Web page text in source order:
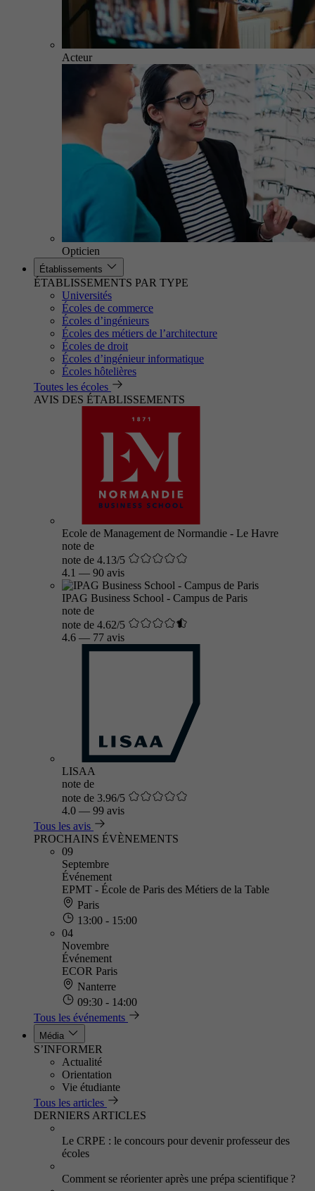
Acteur
Opticien
Établissements
ÉTABLISSEMENTS PAR TYPE
Universités
Écoles de commerce
Écoles d’ingénieurs
Écoles des métiers de l’architecture
Écoles de droit
Écoles d’ingénieur informatique
Écoles hôtelières
Toutes les écoles
AVIS DES ÉTABLISSEMENTS
Ecole de Management de Normandie - Le Havre
note de
note de 4.13/5
4.1 — 90 avis
IPAG Business School - Campus de Paris
note de
note de 4.62/5
4.6 — 77 avis
LISAA
note de
note de 3.96/5
4.0 — 99 avis
Tous les avis
PROCHAINS ÉVÈNEMENTS
09
Septembre
Événement
EPMT - École de Paris des Métiers de la Table
Paris
13:00 - 15:00
04
Novembre
Événement
ECOR Paris
Nanterre
09:30 - 14:00
Tous les événements
Média
S’INFORMER
Actualité
Orientation
Vie étudiante
Tous les articles
DERNIERS ARTICLES
Le CRPE : le concours pour devenir professeur des
écoles
Comment se réorienter après une prépa scientifique ?